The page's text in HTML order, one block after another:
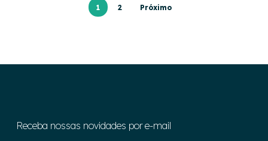
1 2 Próximo
Receba nossas novidades por e-mail